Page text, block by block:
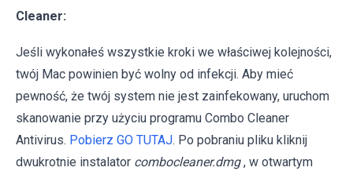
Cleaner:
Jeśli wykonałeś wszystkie kroki we właściwej kolejności,
twój Mac powinien być wolny od infekcji. Aby mieć
pewność, że twój system nie jest zainfekowany, uruchom
skanowanie przy użyciu programu Combo Cleaner
Antivirus. Pobierz GO TUTAJ. Po pobraniu pliku kliknij
dwukrotnie instalator combocleaner.dmg , w otwartym